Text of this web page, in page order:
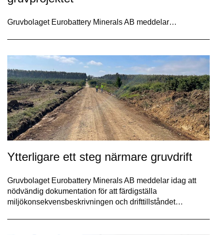
Gruvbolaget Eurobattery Minerals AB meddelar…
Ytterligare ett steg närmare gruvdrift
Gruvbolaget Eurobattery Minerals AB meddelar idag att
nödvändig dokumentation för att färdigställa
miljökonsekvensbeskrivningen och drifttillståndet…